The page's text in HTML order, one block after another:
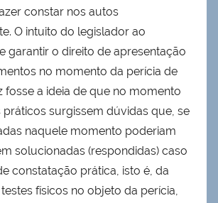
constar nos autos
O intuito do legislador ao
garantir o direito de apresentação
no momento da perícia de
fosse a ideia de que no momento
surgissem dúvidas que, se
naquele momento poderiam
solucionadas (respondidas) caso
constatação prática, isto é, da
físicos no objeto da perícia,